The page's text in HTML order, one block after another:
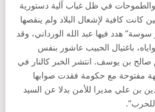
والطموحات في ظل غياب آلية دستورية
كانت كافية لإشعال البلاد ولم ينقصها
هدد فيها عبد الله الورداني، وقد
باغتيال الحبيب عاشور بنفس
بن يوسف. انتشر الخبر كالنار في
مفتوحة مع حكومة فقدت صوابها
بن علي مديرا للأمن بدلا عن السيد